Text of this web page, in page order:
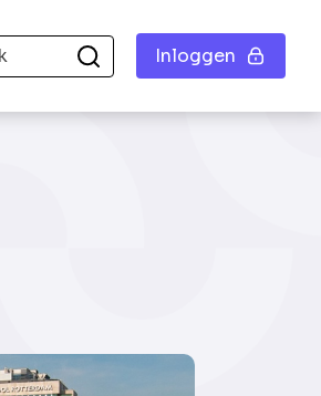
Inloggen